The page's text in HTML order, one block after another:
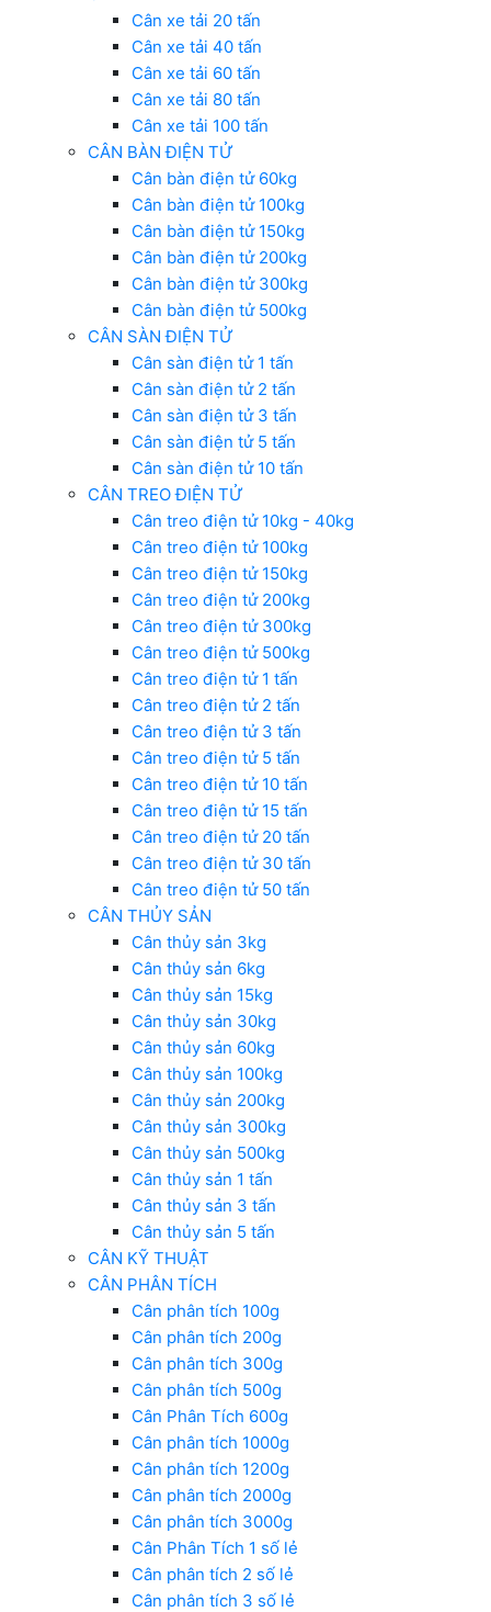
Cân xe tải 20 tấn
Cân xe tải 40 tấn
Cân xe tải 60 tấn
Cân xe tải 80 tấn
Cân xe tải 100 tấn
CÂN BÀN ĐIỆN TỬ
Cân bàn điện tử 60kg
Cân bàn điện tử 100kg
Cân bàn điện tử 150kg
Cân bàn điện tử 200kg
Cân bàn điện tử 300kg
Cân bàn điện tử 500kg
CÂN SÀN ĐIỆN TỬ
Cân sàn điện tử 1 tấn
Cân sàn điện tử 2 tấn
Cân sàn điện tử 3 tấn
Cân sàn điện tử 5 tấn
Cân sàn điện tử 10 tấn
CÂN TREO ĐIỆN TỬ
Cân treo điện tử 10kg - 40kg
Cân treo điện tử 100kg
Cân treo điện tử 150kg
Cân treo điện tử 200kg
Cân treo điện tử 300kg
Cân treo điện tử 500kg
Cân treo điện tử 1 tấn
Cân treo điện tử 2 tấn
Cân treo điện tử 3 tấn
Cân treo điện tử 5 tấn
Cân treo điện tử 10 tấn
Cân treo điện tử 15 tấn
Cân treo điện tử 20 tấn
Cân treo điện tử 30 tấn
Cân treo điện tử 50 tấn
CÂN THỦY SẢN
Cân thủy sản 3kg
Cân thủy sản 6kg
Cân thủy sản 15kg
Cân thủy sản 30kg
Cân thủy sản 60kg
Cân thủy sản 100kg
Cân thủy sản 200kg
Cân thủy sản 300kg
Cân thủy sản 500kg
Cân thủy sản 1 tấn
Cân thủy sản 3 tấn
Cân thủy sản 5 tấn
CÂN KỸ THUẬT
CÂN PHÂN TÍCH
Cân phân tích 100g
Cân phân tích 200g
Cân phân tích 300g
Cân phân tích 500g
Cân Phân Tích 600g
Cân phân tích 1000g
Cân phân tích 1200g
Cân phân tích 2000g
Cân phân tích 3000g
Cân Phân Tích 1 số lẻ
Cân phân tích 2 số lẻ
Cân phân tích 3 số lẻ